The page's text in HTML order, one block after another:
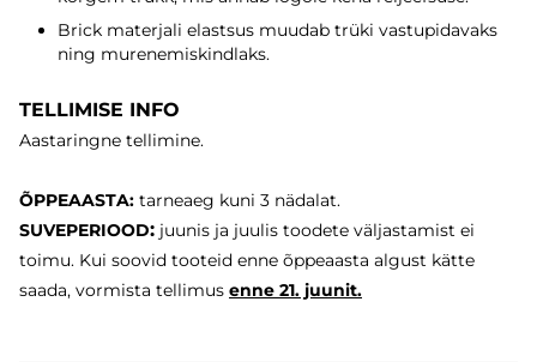
Brick materjali elastsus muudab trüki vastupidavaks
ning murenemiskindlaks.
TELLIMISE INFO
Aastaringne tellimine.
ÕPPEAASTA: tarneaeg kuni 3 nädalat.
SUVEPERIOOD: juunis ja juulis toodete väljastamist ei
toimu. Kui soovid tooteid enne õppeaasta algust kätte
saada, vormista tellimus enne 21. juunit.